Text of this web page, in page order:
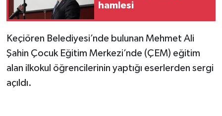
hamlesi
Keçiören Belediyesi’nde bulunan Mehmet Ali
Şahin Çocuk Eğitim Merkezi’nde (ÇEM) eğitim
alan ilkokul öğrencilerinin yaptığı eserlerden sergi
açıldı.